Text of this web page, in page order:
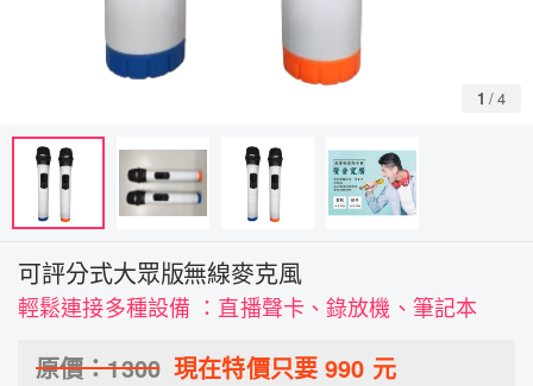
1 /4
可評分式大眾版無線麥克風
輕鬆連接多種設備 ：直播聲卡、錄放機、筆記本
原價：1300 現在特價只要990 元